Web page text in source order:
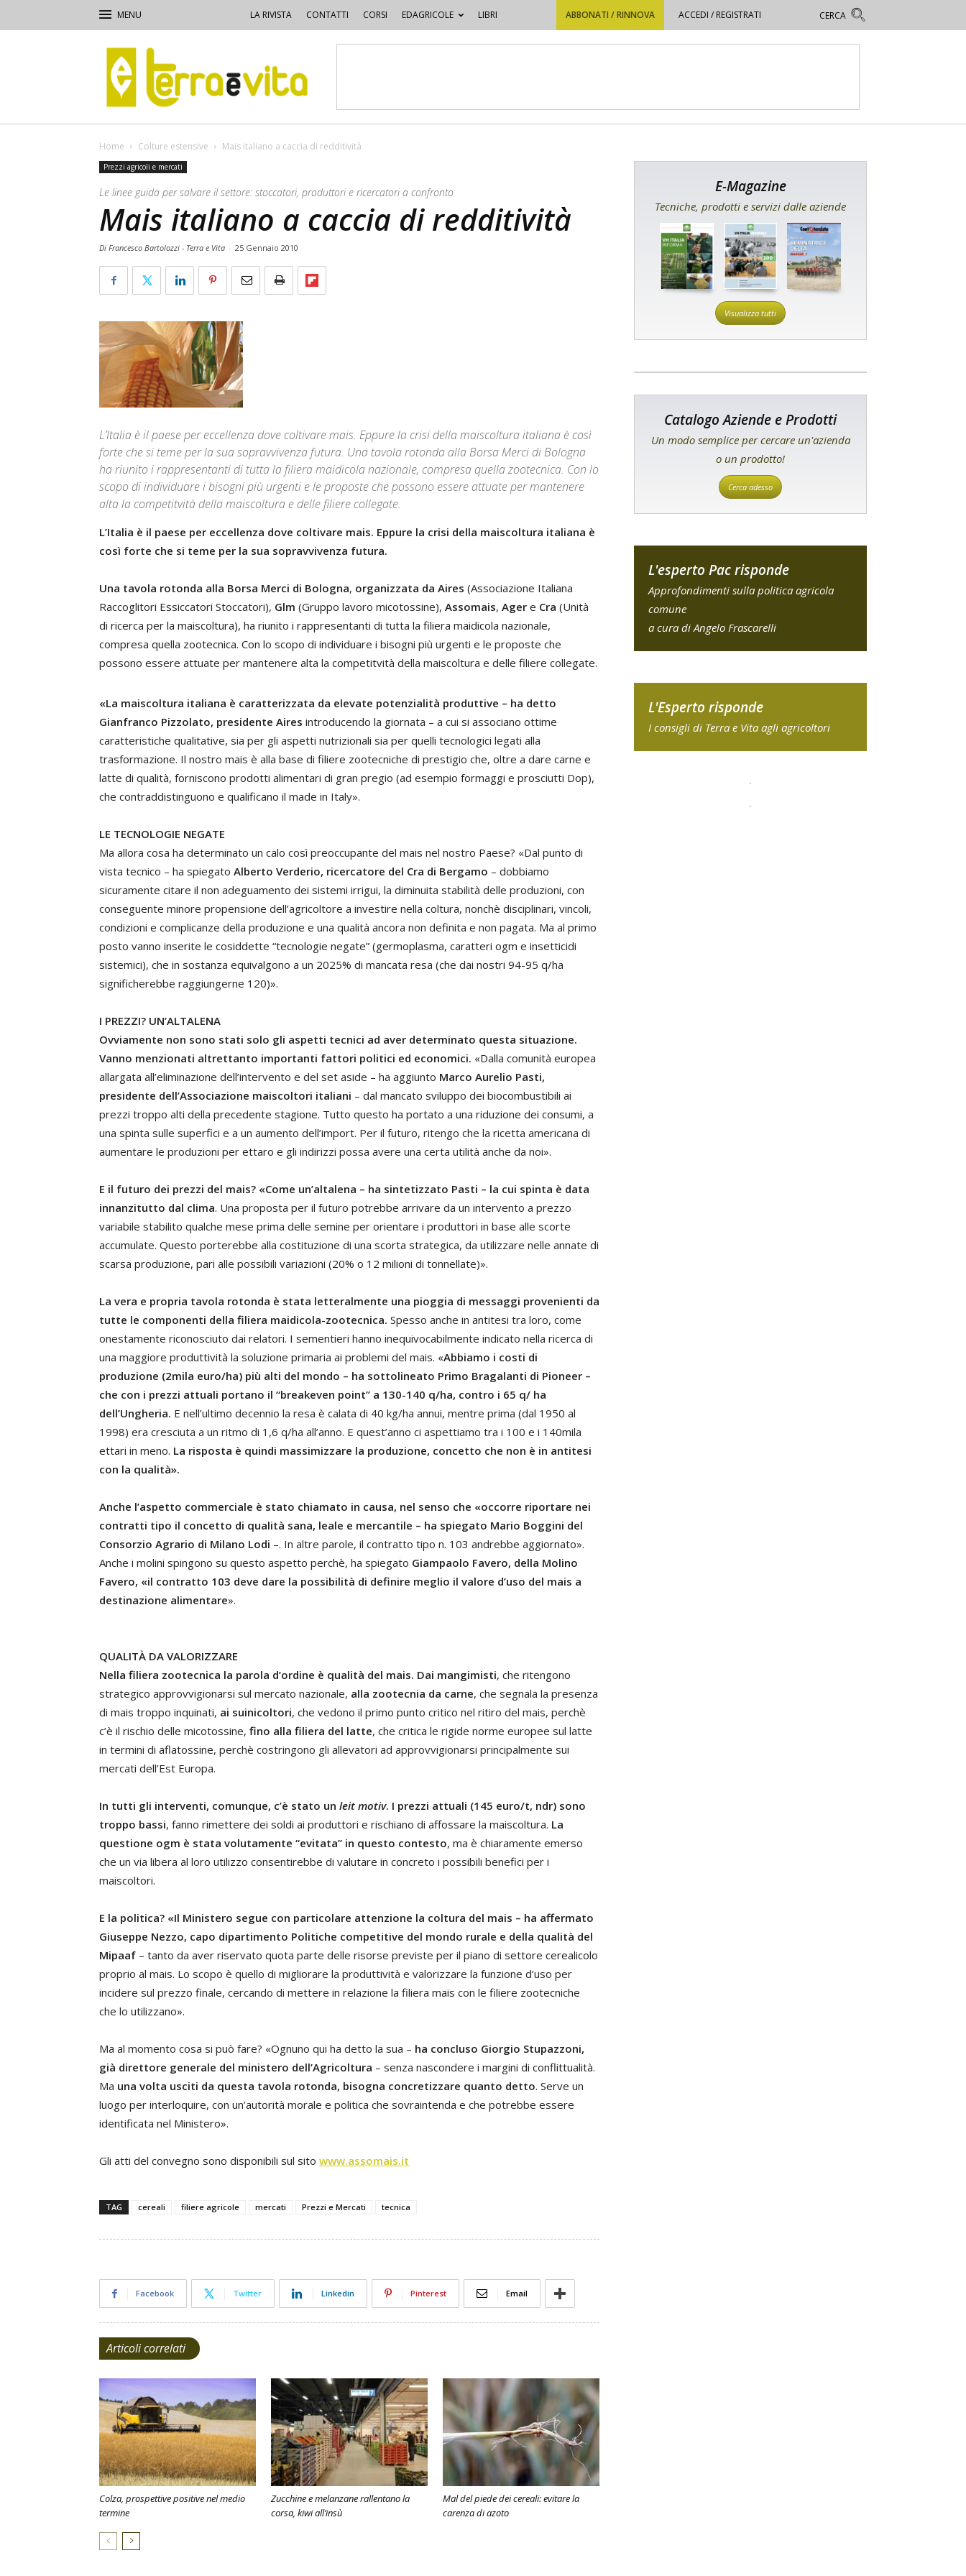
LA RIVISTA CONTATTI CORSI EDAGRICOLE LIBRI ABBONATI / RINNOVA ACCEDI / REGISTRATI
Terra
e
Vita
Home Colture estensive Mais italiano a caccia di redditività
Prezzi agricoli e mercati
Le linee guida per salvare il settore: stoccatori, produttori e ricercatori a confronto
Mais italiano a caccia di redditività
Di Francesco Bartolozzi - Terra e Vita - 25 Gennaio 2010
L’Italia è il paese per eccellenza dove coltivare mais. Eppure la crisi della maiscoltura italiana è così
forte che si teme per la sua sopravvivenza futura. Una tavola rotonda alla Borsa Merci di Bologna
ha riunito i rappresentanti di tutta la filiera maidicola nazionale, compresa quella zootecnica. Con lo
scopo di individuare i bisogni più urgenti e le proposte che possono essere attuate per mantenere
alta la competitvità della maiscoltura e delle filiere collegate.
L’Italia è il paese per eccellenza dove coltivare mais. Eppure la crisi della maiscoltura italiana è
così forte che si teme per la sua sopravvivenza futura.
Una tavola rotonda alla Borsa Merci di Bologna, organizzata da Aires (Associazione Italiana
Raccoglitori Essiccatori Stoccatori), Glm (Gruppo lavoro micotossine), Assomais, Ager e Cra (Unità
di ricerca per la maiscoltura), ha riunito i rappresentanti di tutta la filiera maidicola nazionale,
compresa quella zootecnica. Con lo scopo di individuare i bisogni più urgenti e le proposte che
possono essere attuate per mantenere alta la competitvità della maiscoltura e delle filiere collegate.
«La maiscoltura italiana è caratterizzata da elevate potenzialità produttive – ha detto
Gianfranco Pizzolato, presidente Aires introducendo la giornata – a cui si associano ottime
caratteristiche qualitative, sia per gli aspetti nutrizionali sia per quelli tecnologici legati alla
trasformazione. Il nostro mais è alla base di filiere zootecniche di prestigio che, oltre a dare carne e
latte di qualità, forniscono prodotti alimentari di gran pregio (ad esempio formaggi e prosciutti Dop),
che contraddistinguono e qualificano il made in Italy».
LE TECNOLOGIE NEGATE
Ma allora cosa ha determinato un calo così preoccupante del mais nel nostro Paese? «Dal punto di
vista tecnico – ha spiegato Alberto Verderio, ricercatore del Cra di Bergamo – dobbiamo
sicuramente citare il non adeguamento dei sistemi irrigui, la diminuita stabilità delle produzioni, con
conseguente minore propensione dell’agricoltore a investire nella coltura, nonchè disciplinari, vincoli,
condizioni e complicanze della produzione e una qualità ancora non definita e non pagata. Ma al primo
posto vanno inserite le cosiddette “tecnologie negate” (germoplasma, caratteri ogm e insetticidi
sistemici), che in sostanza equivalgono a un 2025% di mancata resa (che dai nostri 94-95 q/ha
significherebbe raggiungerne 120)».
I PREZZI? UN’ALTALENA
Ovviamente non sono stati solo gli aspetti tecnici ad aver determinato questa situazione.
Vanno menzionati altrettanto importanti fattori politici ed economici. «Dalla comunità europea
allargata all’eliminazione dell’intervento e del set aside – ha aggiunto Marco Aurelio Pasti,
presidente dell’Associazione maiscoltori italiani – dal mancato sviluppo dei biocombustibili ai
prezzi troppo alti della precedente stagione. Tutto questo ha portato a una riduzione dei consumi, a
una spinta sulle superfici e a un aumento dell’import. Per il futuro, ritengo che la ricetta americana di
aumentare le produzioni per ettaro e gli indirizzi possa avere una certa utilità anche da noi».
E il futuro dei prezzi del mais? «Come un’altalena – ha sintetizzato Pasti – la cui spinta è data
innanzitutto dal clima. Una proposta per il futuro potrebbe arrivare da un intervento a prezzo
variabile stabilito qualche mese prima delle semine per orientare i produttori in base alle scorte
accumulate. Questo porterebbe alla costituzione di una scorta strategica, da utilizzare nelle annate di
scarsa produzione, pari alle possibili variazioni (20% o 12 milioni di tonnellate)».
La vera e propria tavola rotonda è stata letteralmente una pioggia di messaggi provenienti da
tutte le componenti della filiera maidicola-zootecnica. Spesso anche in antitesi tra loro, come
onestamente riconosciuto dai relatori. I sementieri hanno inequivocabilmente indicato nella ricerca di
una maggiore produttività la soluzione primaria ai problemi del mais. «Abbiamo i costi di
produzione (2mila euro/ha) più alti del mondo – ha sottolineato Primo Bragalanti di Pioneer –
che con i prezzi attuali portano il “breakeven point” a 130-140 q/ha, contro i 65 q/ ha
dell’Ungheria. E nell’ultimo decennio la resa è calata di 40 kg/ha annui, mentre prima (dal 1950 al
1998) era cresciuta a un ritmo di 1,6 q/ha all’anno. E quest’anno ci aspettiamo tra i 100 e i 140mila
ettari in meno. La risposta è quindi massimizzare la produzione, concetto che non è in antitesi
con la qualità».
Anche l’aspetto commerciale è stato chiamato in causa, nel senso che «occorre riportare nei
contratti tipo il concetto di qualità sana, leale e mercantile – ha spiegato Mario Boggini del
Consorzio Agrario di Milano Lodi –. In altre parole, il contratto tipo n. 103 andrebbe aggiornato».
Anche i molini spingono su questo aspetto perchè, ha spiegato Giampaolo Favero, della Molino
Favero, «il contratto 103 deve dare la possibilità di definire meglio il valore d’uso del mais a
destinazione alimentare».
QUALITÀ DA VALORIZZARE
Nella filiera zootecnica la parola d’ordine è qualità del mais. Dai mangimisti, che ritengono
strategico approvvigionarsi sul mercato nazionale, alla zootecnia da carne, che segnala la presenza
di mais troppo inquinati, ai suinicoltori, che vedono il primo punto critico nel ritiro del mais, perchè
c’è il rischio delle micotossine, fino alla filiera del latte, che critica le rigide norme europee sul latte
in termini di aflatossine, perchè costringono gli allevatori ad approvvigionarsi principalmente sui
mercati dell’Est Europa.
In tutti gli interventi, comunque, c’è stato un leit motiv. I prezzi attuali (145 euro/t, ndr) sono
troppo bassi, fanno rimettere dei soldi ai produttori e rischiano di affossare la maiscoltura. La
questione ogm è stata volutamente “evitata” in questo contesto, ma è chiaramente emerso
che un via libera al loro utilizzo consentirebbe di valutare in concreto i possibili benefici per i
maiscoltori.
E la politica? «Il Ministero segue con particolare attenzione la coltura del mais – ha affermato
Giuseppe Nezzo, capo dipartimento Politiche competitive del mondo rurale e della qualità del
Mipaaf – tanto da aver riservato quota parte delle risorse previste per il piano di settore cerealicolo
proprio al mais. Lo scopo è quello di migliorare la produttività e valorizzare la funzione d’uso per
incidere sul prezzo finale, cercando di mettere in relazione la filiera mais con le filiere zootecniche
che lo utilizzano».
Ma al momento cosa si può fare? «Ognuno qui ha detto la sua – ha concluso Giorgio Stupazzoni,
già direttore generale del ministero dell’Agricoltura – senza nascondere i margini di conflittualità.
Ma una volta usciti da questa tavola rotonda, bisogna concretizzare quanto detto. Serve un
luogo per interloquire, con un’autorità morale e politica che sovraintenda e che potrebbe essere
identificata nel Ministero».
Gli atti del convegno sono disponibili sul sito www.assomais.it
TAG cereali filiere agricole mercati Prezzi e Mercati tecnica
Facebook Twitter Linkedin Pinterest Email
Articoli correlati
Colza, prospettive positive nel medio
termine
Zucchine e melanzane rallentano la
corsa, kiwi all’insù
Mal del piede dei cereali: evitare la
carenza di azoto
E-Magazine
Tecniche, prodotti e servizi dalle aziende
Visualizza tutti
Catalogo Aziende e Prodotti
Un modo semplice per cercare un'azienda
o un prodotto!
Cerca adesso
L'esperto Pac risponde
Approfondimenti sulla politica agricola
comune
a cura di Angelo Frascarelli
L'Esperto risponde
I consigli di Terra e Vita agli agricoltori